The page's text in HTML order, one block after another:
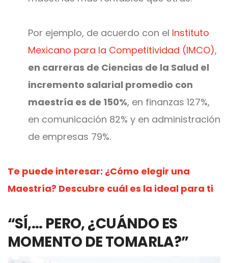
Por ejemplo, de acuerdo con el Instituto
Mexicano para la Competitividad (IMCO),
en carreras de Ciencias de la Salud el
incremento salarial promedio con
maestría es de 150%, en finanzas 127%,
en comunicación 82% y en administración
de empresas 79%.
Te puede interesar: ¿Cómo elegir una
Maestría? Descubre cuál es la ideal para ti
“SÍ,… PERO, ¿CUÁNDO ES
MOMENTO DE TOMARLA?”